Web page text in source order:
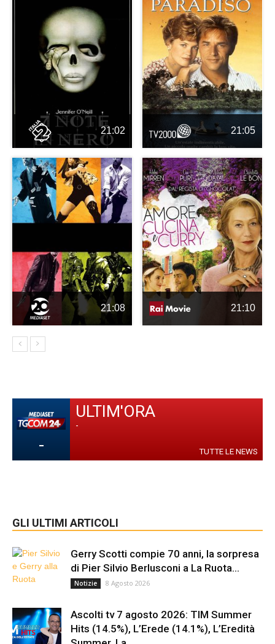
21:02 21:05
21:08 21:10
-
ULTIM'ORA
-
TUTTE LE NEWS
GLI ULTIMI ARTICOLI
Gerry Scotti compie 70 anni, la sorpresa
di Pier Silvio Berlusconi a La Ruota...
Notizie 8 Agosto 2026
Ascolti tv 7 agosto 2026: TIM Summer
Hits (14.5%), L’Erede (14.1%), L’Eredità